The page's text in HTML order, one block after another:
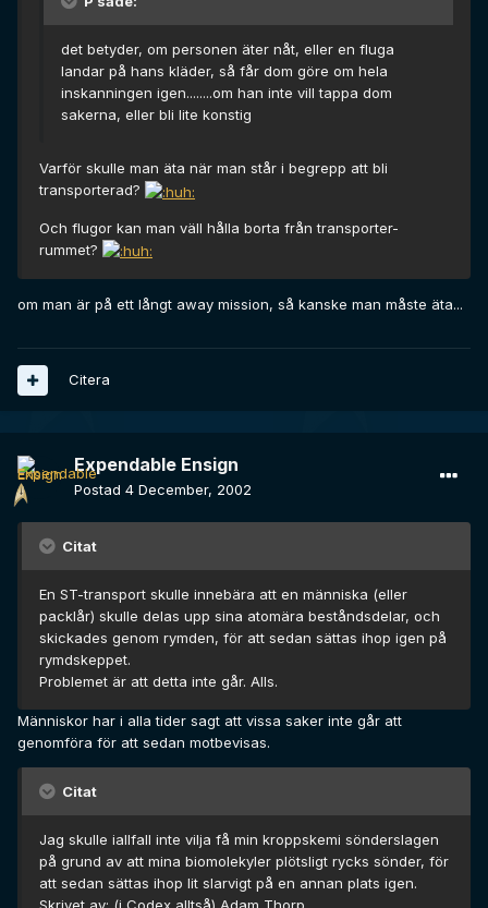
det betyder, om personen äter nåt, eller en fluga
landar på hans kläder, så får dom göre om hela
inskanningen igen........om han inte vill tappa dom
sakerna, eller bli lite konstig
Varför skulle man äta när man står i begrepp att bli
transporterad?
Och flugor kan man väll hålla borta från transporter-
rummet?
om man är på ett långt away mission, så kanske man måste äta...
Citera
Expendable Ensign
Postad 4 December, 2002
Citat
En ST-transport skulle innebära att en människa (eller
packlår) skulle delas upp sina atomära beståndsdelar, och
skickades genom rymden, för att sedan sättas ihop igen på
rymdskeppet.
Problemet är att detta inte går. Alls.
Människor har i alla tider sagt att vissa saker inte går att
genomföra för att sedan motbevisas.
Citat
Jag skulle iallfall inte vilja få min kroppskemi sönderslagen
på grund av att mina biomolekyler plötsligt rycks sönder, för
att sedan sättas ihop lit slarvigt på en annan plats igen.